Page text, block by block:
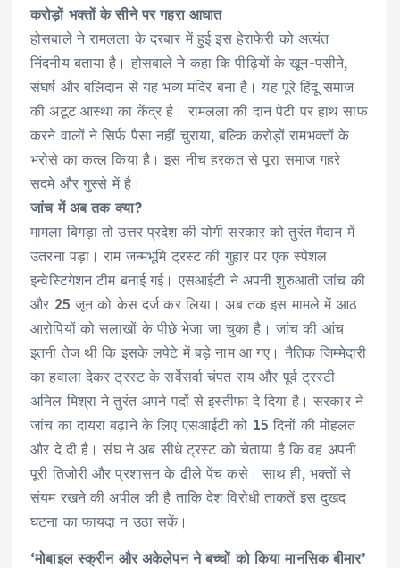
करोड़ों भक्तों के सीने पर गहरा आघात
होसबाले ने रामलला के दरबार में हुई इस हेराफेरी को अत्यंत
निंदनीय बताया है। होसबाले ने कहा कि पीढ़ियों के खून-पसीने,
संघर्ष और बलिदान से यह भव्य मंदिर बना है। यह पूरे हिंदू समाज
की अटूट आस्था का केंद्र है। रामलला की दान पेटी पर हाथ साफ
करने वालों ने सिर्फ पैसा नहीं चुराया, बल्कि करोड़ों रामभक्तों के
भरोसे का कत्ल किया है। इस नीच हरकत से पूरा समाज गहरे
सदमे और गुस्से में है।
जांच में अब तक क्या?
मामला बिगड़ा तो उत्तर प्रदेश की योगी सरकार को तुरंत मैदान में
उतरना पड़ा। राम जन्मभूमि ट्रस्ट की गुहार पर एक स्पेशल
इन्वेस्टिगेशन टीम बनाई गई। एसआईटी ने अपनी शुरुआती जांच की
और 25 जून को केस दर्ज कर लिया। अब तक इस मामले में आठ
आरोपियों को सलाखों के पीछे भेजा जा चुका है। जांच की आंच
इतनी तेज थी कि इसके लपेटे में बड़े नाम आ गए। नैतिक जिम्मेदारी
का हवाला देकर ट्रस्ट के सर्वेसर्वा चंपत राय और पूर्व ट्रस्टी
अनिल मिश्रा ने तुरंत अपने पदों से इस्तीफा दे दिया है। सरकार ने
जांच का दायरा बढ़ाने के लिए एसआईटी को 15 दिनों की मोहलत
और दे दी है। संघ ने अब सीधे ट्रस्ट को चेताया है कि वह अपनी
पूरी तिजोरी और प्रशासन के ढीले पेंच कसे। साथ ही, भक्तों से
संयम रखने की अपील की है ताकि देश विरोधी ताकतें इस दुखद
घटना का फायदा न उठा सकें।
‘मोबाइल स्क्रीन और अकेलेपन ने बच्चों को किया मानसिक बीमार’